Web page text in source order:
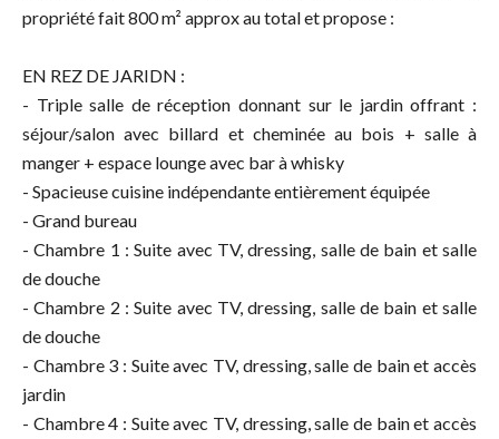
propriété fait 800 m² approx au total et propose :
EN REZ DE JARIDN :
- Triple salle de réception donnant sur le jardin offrant :
séjour/salon avec billard et cheminée au bois + salle à
manger + espace lounge avec bar à whisky
- Spacieuse cuisine indépendante entièrement équipée
- Grand bureau
- Chambre 1 : Suite avec TV, dressing, salle de bain et salle
de douche
- Chambre 2 : Suite avec TV, dressing, salle de bain et salle
de douche
- Chambre 3 : Suite avec TV, dressing, salle de bain et accès
jardin
- Chambre 4 : Suite avec TV, dressing, salle de bain et accès